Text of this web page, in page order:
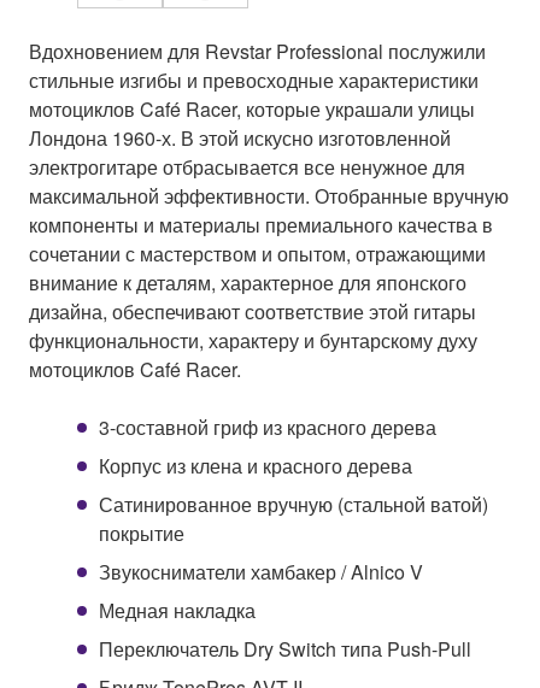
Вдохновением для Revstar Professional послужили
стильные изгибы и превосходные характеристики
мотоциклов Café Racer, которые украшали улицы
Лондона 1960-х. В этой искусно изготовленной
электрогитаре отбрасывается все ненужное для
максимальной эффективности. Отобранные вручную
компоненты и материалы премиального качества в
сочетании с мастерством и опытом, отражающими
внимание к деталям, характерное для японского
дизайна, обеспечивают соответствие этой гитары
функциональности, характеру и бунтарскому духу
мотоциклов Café Racer.
3-составной гриф из красного дерева
Корпус из клена и красного дерева
Сатинированное вручную (стальной ватой)
покрытие
Звукосниматели хамбакер / Alnico V
Медная накладка
Переключатель Dry Switch типа Push-Pull